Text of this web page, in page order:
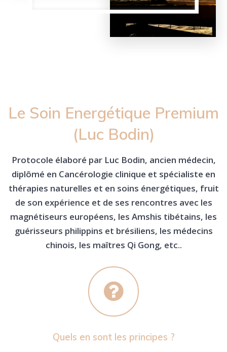
Le Soin Energétique Premium
(Luc Bodin)
Protocole élaboré par Luc Bodin, ancien médecin,
diplômé en Cancérologie clinique et spécialiste en
thérapies naturelles et en soins énergétiques, fruit
de son expérience et de ses rencontres avec les
magnétiseurs européens, les Amshis tibétains, les
guérisseurs philippins et brésiliens, les médecins
chinois, les maîtres Qi Gong, etc..
Quels en sont les principes ?